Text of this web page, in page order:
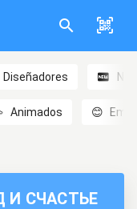
Diseñadores
Animados 😊
И СЧАСТЬЕ